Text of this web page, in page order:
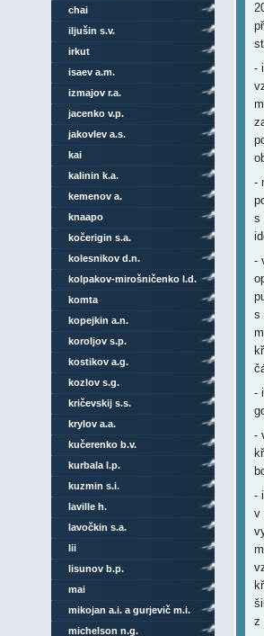
-
-
s
-
s
-
-
-
v
z
chai
iljušin s.v.
irkut
isaev a.m.
izmajov r.a.
jacenko v.p.
jakovlev a.s.
kai
kalinin k.a.
kemenov a.
knaapo
kočerigin s.a.
kolesnikov d.n.
kolpakov-mirošničenko l.d.
komta
kopejkin a.n.
koroljov s.p.
kostikov a.g.
kozlov s.g.
kričevskij s.s.
krylov a.a.
kučerenko b.v.
kurbala l.p.
kuzmin s.i.
laville h.
lavočkin s.a.
lii
lisunov b.p.
mai
mikojan a.i. a gurjevič m.i.
michelson n.g.